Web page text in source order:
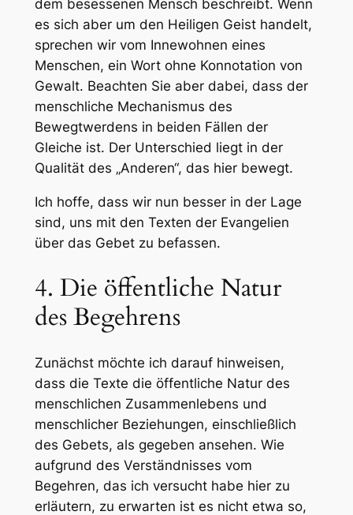
dem besessenen Mensch beschreibt. Wenn
es sich aber um den Heiligen Geist handelt,
sprechen wir vom Innewohnen eines
Menschen, ein Wort ohne Konnotation von
Gewalt. Beachten Sie aber dabei, dass der
menschliche Mechanismus des
Bewegtwerdens in beiden Fällen der
Gleiche ist. Der Unterschied liegt in der
Qualität des „Anderen“, das hier bewegt.
Ich hoffe, dass wir nun besser in der Lage
sind, uns mit den Texten der Evangelien
über das Gebet zu befassen.
4. Die öffentliche Natur
des Begehrens
Zunächst möchte ich darauf hinweisen,
dass die Texte die öffentliche Natur des
menschlichen Zusammenlebens und
menschlicher Beziehungen, einschließlich
des Gebets, als gegeben ansehen. Wie
aufgrund des Verständnisses vom
Begehren, das ich versucht habe hier zu
erläutern, zu erwarten ist es nicht etwa so,